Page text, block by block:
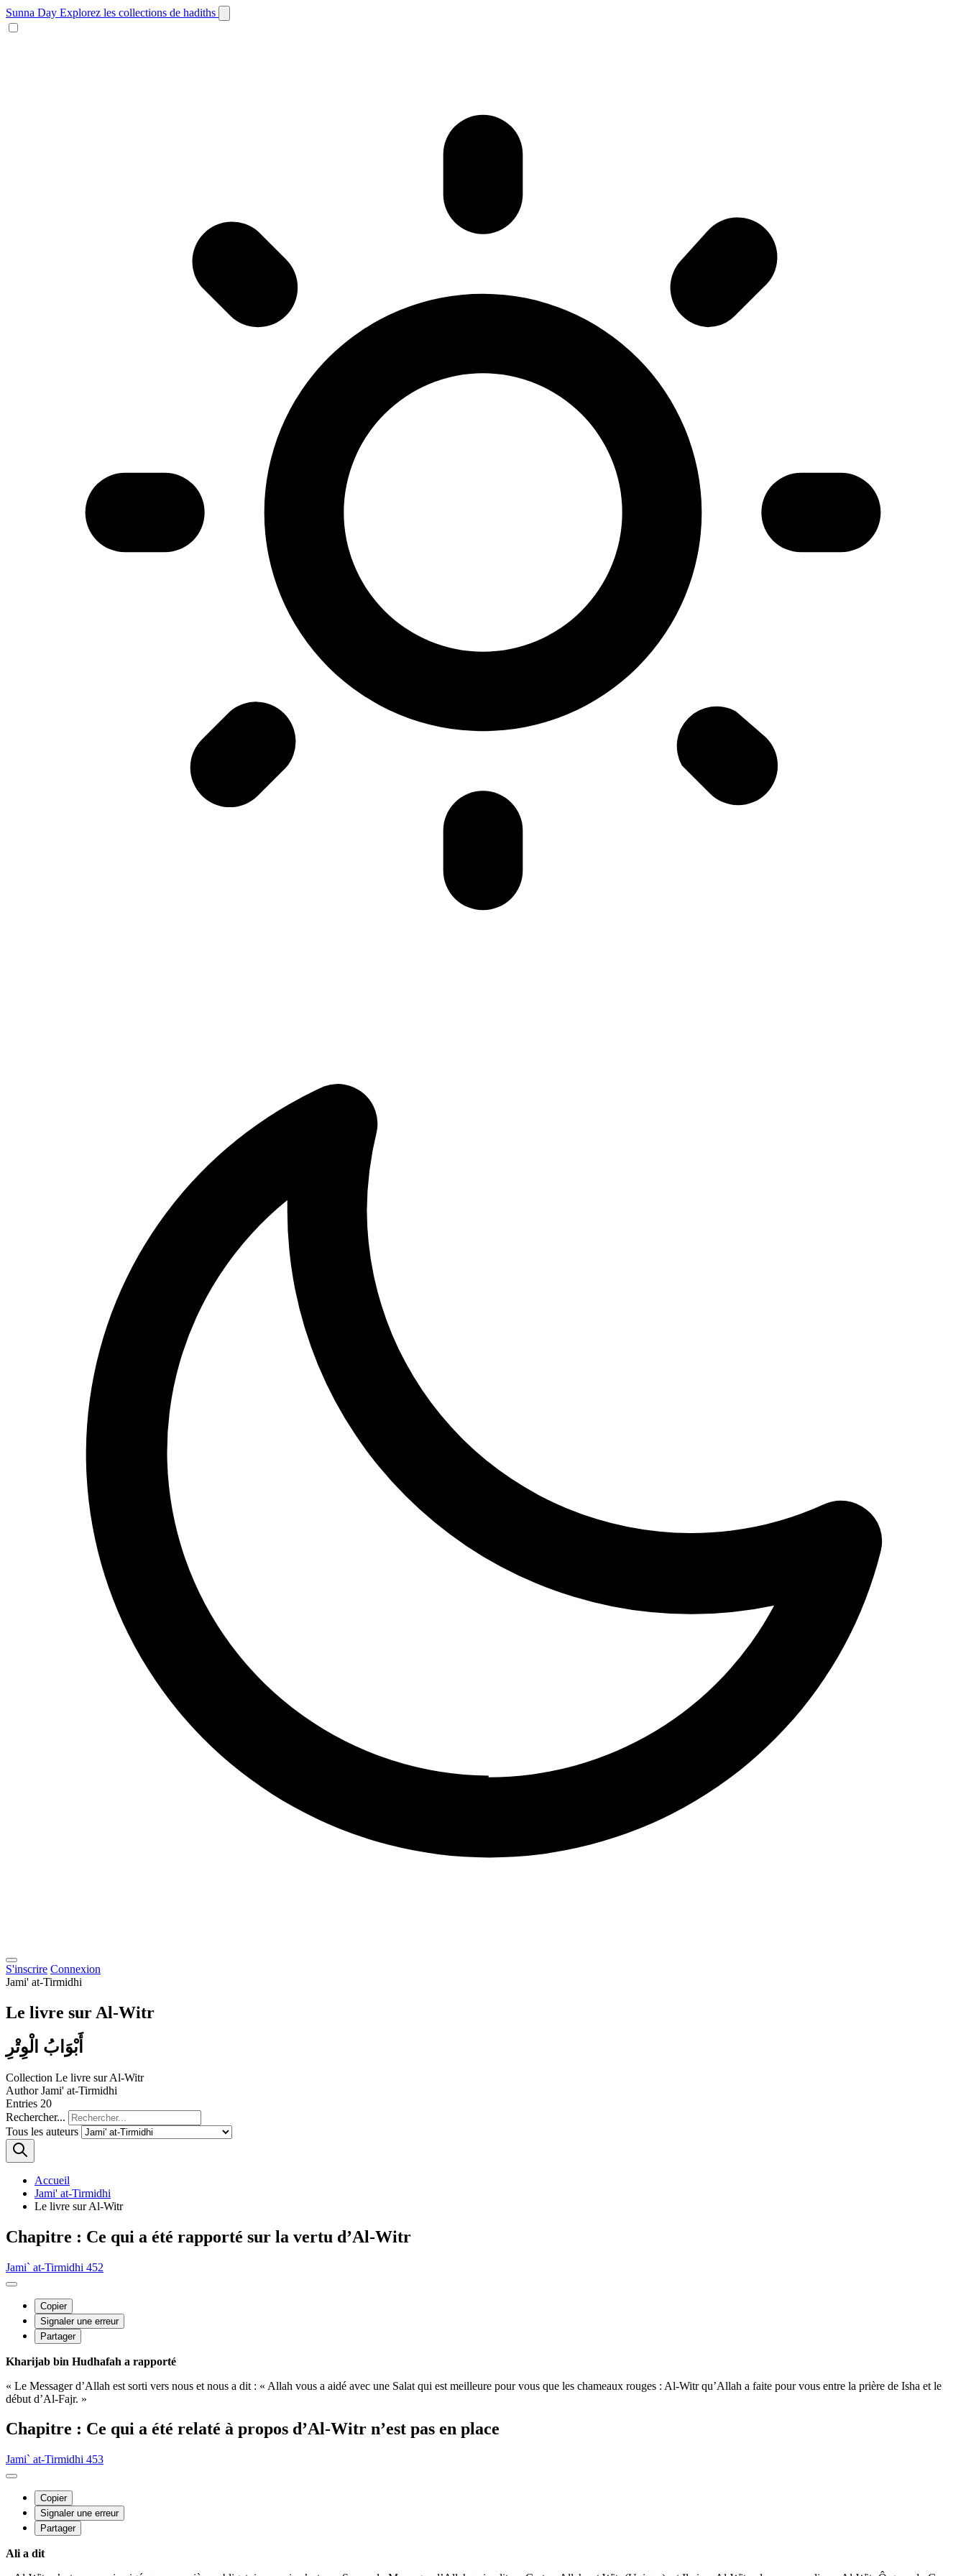
Sunna Day Explorez les collections de hadiths
S'inscrire Connexion
Jami' at-Tirmidhi
Le livre sur Al-Witr
أَبْوَابُ الْوِتْرِ
Collection Le livre sur Al-Witr
Author Jami' at-Tirmidhi
Entries 20
Rechercher...
Tous les auteurs
Accueil
Jami' at-Tirmidhi
Le livre sur Al-Witr
Chapitre : Ce qui a été rapporté sur la vertu d’Al-Witr
Jami` at-Tirmidhi 452
Copier
Signaler une erreur
Partager
Kharijab bin Hudhafah a rapporté
« Le Messager d’Allah est sorti vers nous et nous a dit : « Allah vous a aidé avec une Salat qui est meilleure pour vous que les chameaux rouges : Al-Witr qu’Allah a faite pour vous entre la prière de Isha et le
début d’Al-Fajr. »
Chapitre : Ce qui a été relaté à propos d’Al-Witr n’est pas en place
Jami` at-Tirmidhi 453
Copier
Signaler une erreur
Partager
Ali a dit